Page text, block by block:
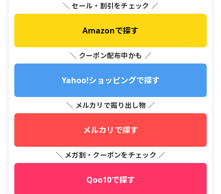
＼ セール・割引をチェック ／
Amazonで探す
＼ クーポン配布中かも ／
Yahoo!ショッピングで探す
＼ メルカリで掘り出し物 ／
メルカリで探す
＼ メガ割・クーポンをチェック ／
Qoo10で探す